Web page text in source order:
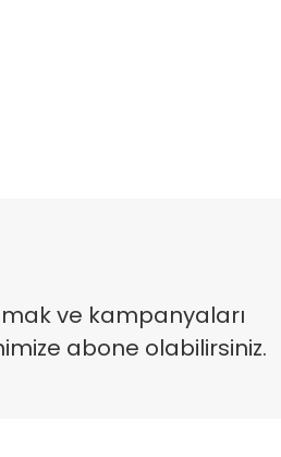
ve kampanyaları
abone olabilirsiniz.